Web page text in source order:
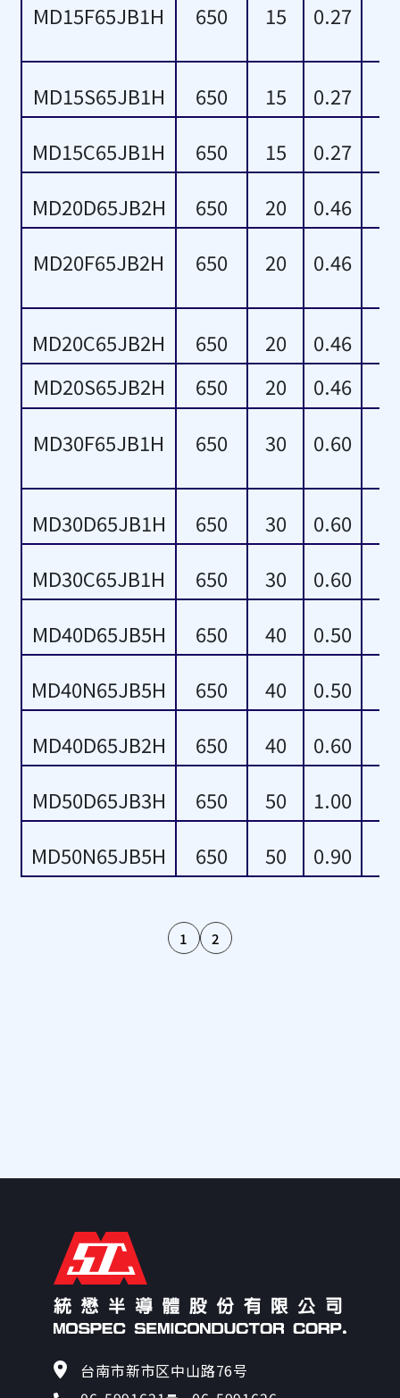
MD15F65JB1H
650 15 0.27
MD15S65JB1H 650 15
0.27
MD15C65JB1H
650 15
0.27
MD20D65JB2H
650 20
0.46
MD20F65JB2H
650 20 0.46
MD20C65JB2H 650 20
0.46
MD20S65JB2H
650 20
0.46
MD30F65JB1H
650 30 0.60
MD30D65JB1H 650 30
0.60
MD30C65JB1H
650 30
0.60
MD40D65JB5H
650 40
0.50
MD40N65JB5H
650 40
0.50
MD40D65JB2H
650 40
0.60
MD50D65JB3H
650 50
1.00
MD50N65JB5H
650 50 0.90
1 2
台南市新市区中山路76号